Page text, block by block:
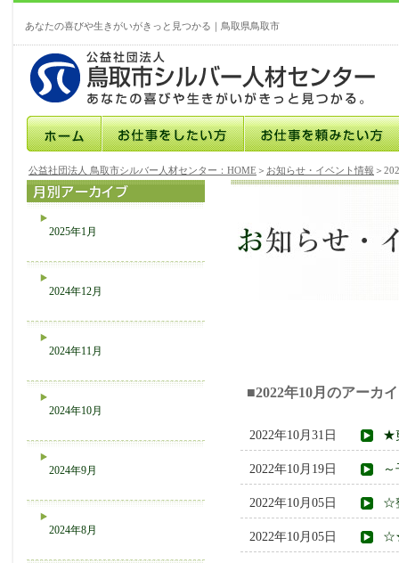
あなたの喜びや生きがいがきっと見つかる｜鳥取県鳥取市
公益社団法人 鳥取市シルバー人材センター：HOME ＞ お知らせ・イベント情報 ＞
■2022年10月のアーカ
2022年10月31日 ★
2022年10月19日
2022年10月05日 ☆
2022年10月05日
2025年1月
2024年12月
2024年11月
2024年10月
2024年9月
2024年8月